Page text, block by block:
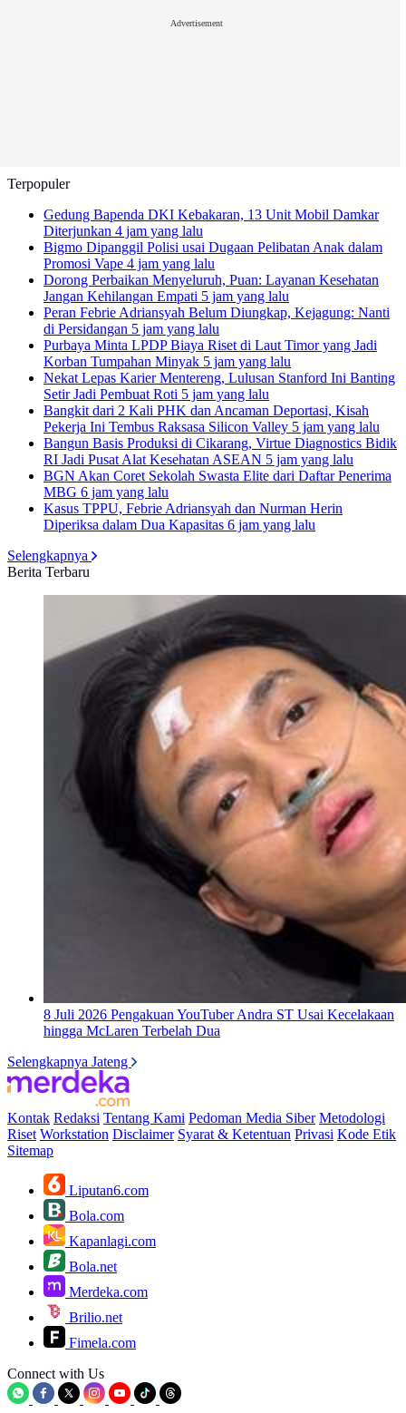
Advertisement
Terpopuler
Gedung Bapenda DKI Kebakaran, 13 Unit Mobil Damkar
Diterjunkan 4 jam yang lalu
Bigmo Dipanggil Polisi usai Dugaan Pelibatan Anak dalam
Promosi Vape 4 jam yang lalu
Dorong Perbaikan Menyeluruh, Puan: Layanan Kesehatan
Jangan Kehilangan Empati 5 jam yang lalu
Peran Febrie Adriansyah Belum Diungkap, Kejagung: Nanti
di Persidangan 5 jam yang lalu
Purbaya Minta LPDP Biaya Riset di Laut Timor yang Jadi
Korban Tumpahan Minyak 5 jam yang lalu
Nekat Lepas Karier Mentereng, Lulusan Stanford Ini Banting
Setir Jadi Pembuat Roti 5 jam yang lalu
Bangkit dari 2 Kali PHK dan Ancaman Deportasi, Kisah
Pekerja Ini Tembus Raksasa Silicon Valley 5 jam yang lalu
Bangun Basis Produksi di Cikarang, Virtue Diagnostics Bidik
RI Jadi Pusat Alat Kesehatan ASEAN 5 jam yang lalu
BGN Akan Coret Sekolah Swasta Elite dari Daftar Penerima
MBG 6 jam yang lalu
Kasus TPPU, Febrie Adriansyah dan Nurman Herin
Diperiksa dalam Dua Kapasitas 6 jam yang lalu
Selengkapnya
Berita Terbaru
8 Juli 2026 Pengakuan YouTuber Andra ST Usai Kecelakaan
hingga McLaren Terbelah Dua
Selengkapnya Jateng
Kontak Redaksi Tentang Kami Pedoman Media Siber Metodologi
Riset Workstation Disclaimer Syarat & Ketentuan Privasi Kode Etik
Sitemap
Liputan6.com
Bola.com
Kapanlagi.com
Bola.net
Merdeka.com
Brilio.net
Fimela.com
Connect with Us